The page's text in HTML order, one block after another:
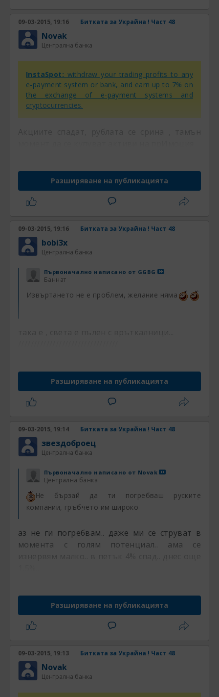
09-03-2015, 19:16 Битката за Украйна ! Част 48
Novak
Централна банка
InstaSpot: withdraw your trading profits to any
e-payment system or bank, and earn up to 7% on
the exchange of e-payment systems and
cryptocurrencies.
Акциите спадат, рублата се срина , тамън
Разширяване на публикацията
09-03-2015, 19:16 Битката за Украйна ! Част 48
bobi3x
Централна банка
Първоначално написано от GGBG
Баннат
Извъртането не е проблем, желание няма
Разширяване на публикацията
09-03-2015, 19:14 Битката за Украйна ! Част 48
звездоброец
Централна банка
Първоначално написано от Novak
Централна банка
Не бързай да ти погребваш руските
компании, гръбчето им широко
аз не ги погребвам.. даже ми се струват в
момента с голям потенциал.. ама се
изнервям малко.. в петък 4% спад.. днес още
Разширяване на публикацията
09-03-2015, 19:13 Битката за Украйна ! Част 48
Novak
Централна банка